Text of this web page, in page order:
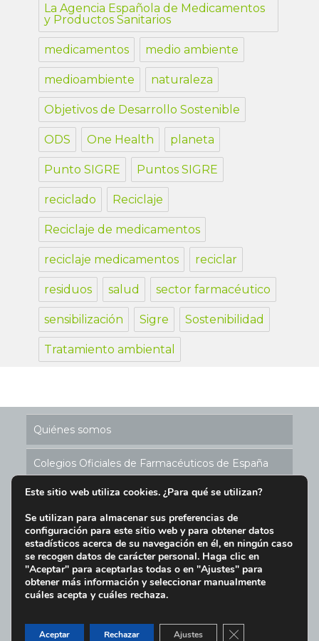
La Agencia Española de Medicamentos
y Productos Sanitarios
medicamentos medio ambiente
medioambiente naturaleza
Objetivos de Desarrollo Sostenible
ODS One Health planeta
Punto SIGRE Puntos SIGRE
reciclado Reciclaje
Reciclaje de medicamentos
reciclaje medicamentos reciclar
residuos salud sector farmacéutico
sensibilización Sigre Sostenibilidad
Tratamiento ambiental
Quiénes somos
Colegios Oficiales de Farmacéuticos de España
Historia de los Puntos SIGRE
Ubicación Puntos SIGRE en España
Aviso Legal y Condiciones de Uso del Sitio Web
Política de cookies
Tel.91 391 12 30|sigre@sigre.es| C/ María de Molina
Este sitio web utiliza cookies. ¿Para qué se utilizan?
Se utilizan para almacenar sus preferencias de
configuración para este sitio web y para obtener datos
estadísticos acerca de su navegación en él, en ningún caso
se recogen datos de carácter personal. Haga clic en
"Aceptar" para aceptarlas todas o en "Ajustes" para
obtener más información y seleccionar manualmente
cuáles acepta y cuáles rechaza.
Aceptar Rechazar Ajustes CERRAR EL